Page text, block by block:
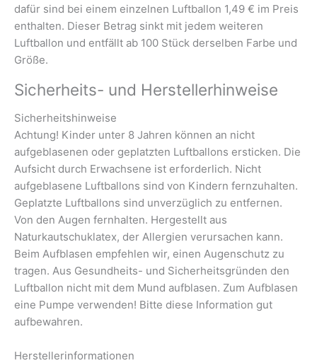
dafür sind bei einem einzelnen Luftballon 1,49 € im Preis
enthalten. Dieser Betrag sinkt mit jedem weiteren
Luftballon und entfällt ab 100 Stück derselben Farbe und
Größe.
Sicherheits- und Herstellerhinweise
Sicherheitshinweise
Achtung! Kinder unter 8 Jahren können an nicht
aufgeblasenen oder geplatzten Luftballons ersticken. Die
Aufsicht durch Erwachsene ist erforderlich. Nicht
aufgeblasene Luftballons sind von Kindern fernzuhalten.
Geplatzte Luftballons sind unverzüglich zu entfernen.
Von den Augen fernhalten. Hergestellt aus
Naturkautschuklatex, der Allergien verursachen kann.
Beim Aufblasen empfehlen wir, einen Augenschutz zu
tragen. Aus Gesundheits- und Sicherheitsgründen den
Luftballon nicht mit dem Mund aufblasen. Zum Aufblasen
eine Pumpe verwenden! Bitte diese Information gut
aufbewahren.
Herstellerinformationen